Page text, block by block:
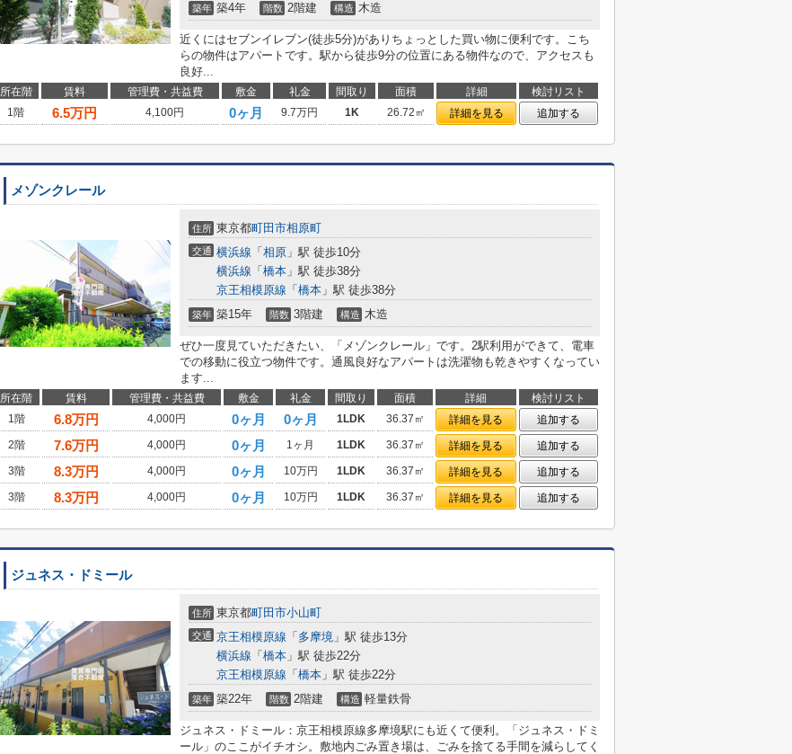
築年 築4年 階数 2階建 構造 木造
近くにはセブンイレブン(徒歩5分)がありちょっとした買い物に便利です。こち
らの物件はアパートです。駅から徒歩9分の位置にある物件なので、アクセスも
良好...
所在階 賃料 管理費・共益費 敷金 礼金 間取り 面積 詳細
検討リスト
1階
6.5万円 4,100円 0ヶ月 9.7万円 1K 26.72㎡ 詳細を見る 追加する
メゾンクレール
住所 東京都町田市相原町
交通 横浜線 「 相原 」駅 徒歩10分
横浜線 「 橋本 」駅 徒歩38分
京王相模原線 「 橋本 」駅 徒歩38分
築年 築15年 階数 3階建 構造 木造
ぜひ一度見ていただきたい、「メゾンクレール」です。2駅利用ができて、電車
での移動に役立つ物件です。通風良好なアパートは洗濯物も乾きやすくなってい
ます...
所在階 賃料 管理費・共益費 敷金 礼金 間取り 面積 詳細
検討リスト
1階
6.8万円 4,000円 0ヶ月 0ヶ月 1LDK 36.37㎡ 詳細を見る
追加する
2階
7.6万円 4,000円 0ヶ月 1ヶ月 1LDK 36.37㎡ 詳細を見る
追加する
3階
8.3万円 4,000円 0ヶ月 10万円 1LDK 36.37㎡ 詳細を見る
追加する
3階
8.3万円 4,000円 0ヶ月 10万円 1LDK 36.37㎡ 詳細を見る 追加する
ジュネス・ドミール
住所 東京都町田市小山町
交通 京王相模原線 「 多摩境 」駅 徒歩13分
横浜線 「 橋本 」駅 徒歩22分
京王相模原線 「 橋本 」駅 徒歩22分
築年 築22年 階数 2階建 構造 軽量鉄骨
ジュネス・ドミール：京王相模原線多摩境駅にも近くて便利。「ジュネス・ドミ
ール」のここがイチオシ。敷地内ごみ置き場は、ごみを捨てる手間を減らしてく